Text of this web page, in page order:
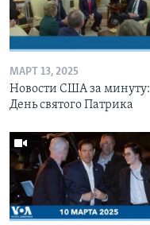
МАРТ 13, 2025
Новости США за минуту:
День святого Патрика